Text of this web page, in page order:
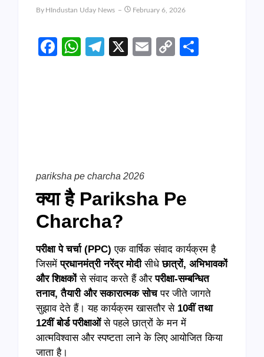
By HIndustan Uday News February 6, 2026
Facebook
WhatsApp
Telegram
X EmailCopy
pariksha pe charcha 2026
क्या है Pariksha Pe
Charcha?
परीक्षा पे चर्चा (PPC) एक वार्षिक संवाद कार्यक्रम है
जिसमेंप्रधानमंत्री नरेंद्र मोदीसीधेछात्रों, अभिभावकों
और शिक्षकोंसे संवाद करते हैं औरपरीक्षा-सम्बन्धित
तनाव,तैयारी और सकारात्मक सोचपर जीते जागते
सुझाव देते हैं। यह कार्यक्रम खासतौर से 10वीं तथा
12वीं बोर्ड परीक्षाओंसे पहले छात्रों के मन में
आत्मविश्वास और स्पष्टता लाने के लिए आयोजित किया
जाता है।